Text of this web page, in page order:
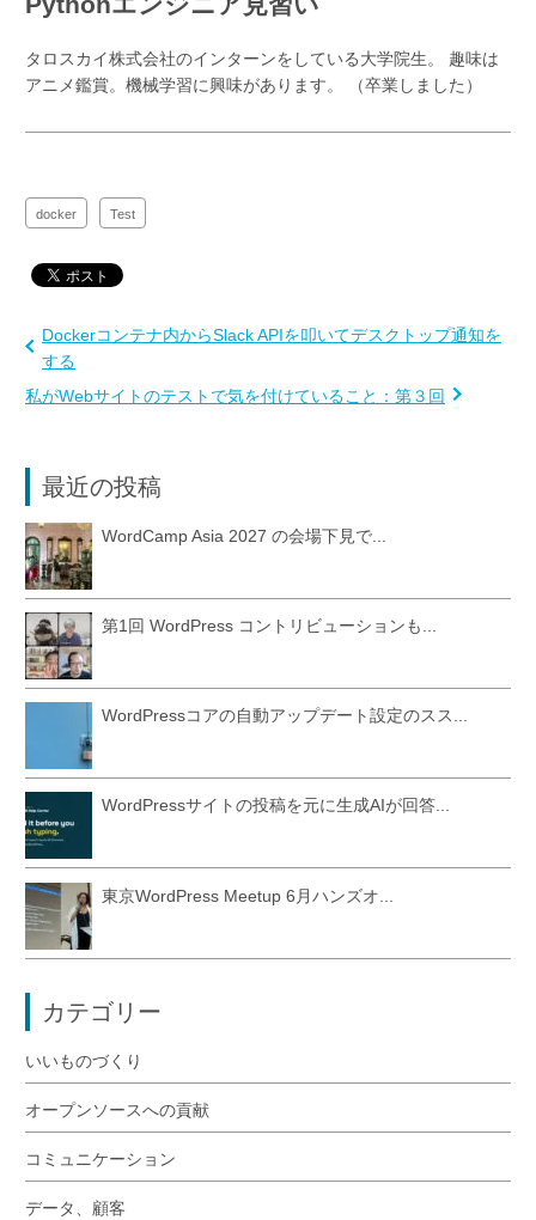
タロスカイ株式会社のインターンをしている大学院生。 趣味は
アニメ鑑賞。機械学習に興味があります。 （卒業しました）
docker Test
Dockerコンテナ内からSlack APIを叩いてデスクトップ通知を
する
私がWebサイトのテストで気を付けていること：第３回
最近の投稿
WordCamp Asia 2027 の会場下見で...
第1回 WordPress コントリビューションも...
WordPressコアの自動アップデート設定のスス...
WordPressサイトの投稿を元に生成AIが回答...
東京WordPress Meetup 6月ハンズオ...
カテゴリー
いいものづくり
オープンソースへの貢献
コミュニケーション
データ、顧客